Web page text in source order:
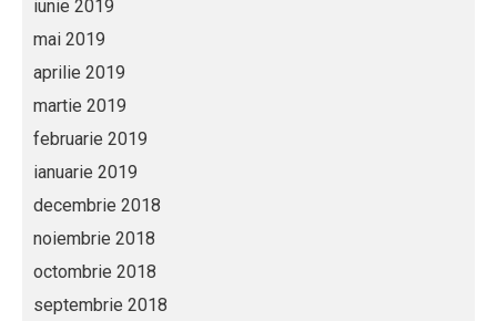
iunie 2019
mai 2019
aprilie 2019
martie 2019
februarie 2019
ianuarie 2019
decembrie 2018
noiembrie 2018
octombrie 2018
septembrie 2018